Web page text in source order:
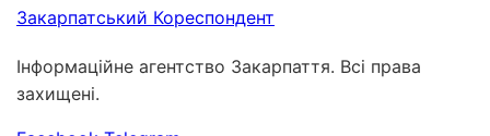
Закарпатський Кореспондент
Інформаційне агентство Закарпаття. Всі права
захищені.